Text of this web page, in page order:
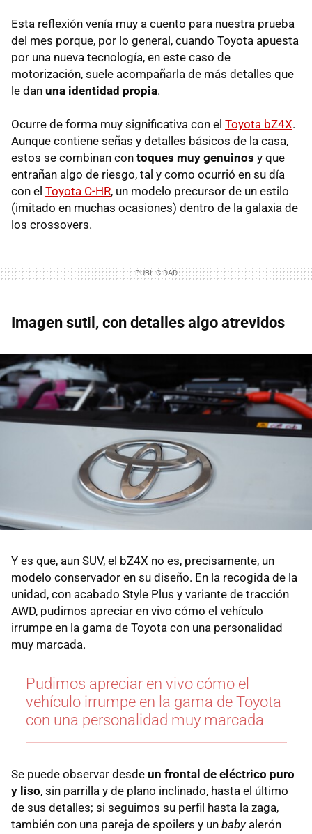
Esta reflexión venía muy a cuento para nuestra prueba
del mes porque, por lo general, cuando Toyota apuesta
por una nueva tecnología, en este caso de
motorización, suele acompañarla de más detalles que
le dan una identidad propia.
Ocurre de forma muy significativa con el Toyota bZ4X.
Aunque contiene señas y detalles básicos de la casa,
estos se combinan con toques muy genuinos y que
entrañan algo de riesgo, tal y como ocurrió en su día
con el Toyota C-HR, un modelo precursor de un estilo
(imitado en muchas ocasiones) dentro de la galaxia de
los crossovers.
Imagen sutil, con detalles algo atrevidos
Y es que, aun SUV, el bZ4X no es, precisamente, un
modelo conservador en su diseño. En la recogida de la
unidad, con acabado Style Plus y variante de tracción
AWD, pudimos apreciar en vivo cómo el vehículo
irrumpe en la gama de Toyota con una personalidad
muy marcada.
Pudimos apreciar en vivo cómo el
vehículo irrumpe en la gama de Toyota
con una personalidad muy marcada
Se puede observar desde un frontal de eléctrico puro
y liso, sin parrilla y de plano inclinado, hasta el último
de sus detalles; si seguimos su perfil hasta la zaga,
también con una pareja de spoilers y un baby alerón